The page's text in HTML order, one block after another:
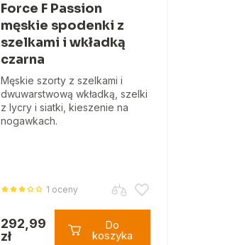
Force F Passion
męskie spodenki z
szelkami i wkładką
czarna
Męskie szorty z szelkami i
dwuwarstwową wkładką, szelki
z lycry i siatki, kieszenie na
nogawkach.
1 oceny
292,99
zł
Do
koszyka